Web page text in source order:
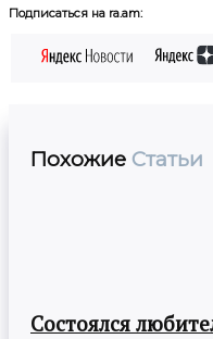
Подписаться на ra.am:
Похожие Статьи
Состоялся